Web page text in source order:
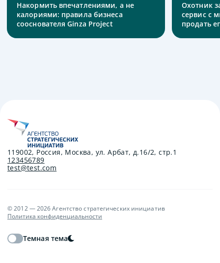
Накормить впечатлениями, а не
калориями: правила бизнеса
сооснователя Ginza Project
Охотник
сервис с
продать
119002, Россия, Москва, ул. Арбат, д.16/2, стр.1
123456789
test@test.com
© 2012 — 2026 Агентство стратегических инициатив
Политика конфиденциальности
Темная тема